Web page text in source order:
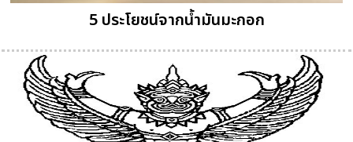
5 ประโยชน์จากน้ำมันมะกอก